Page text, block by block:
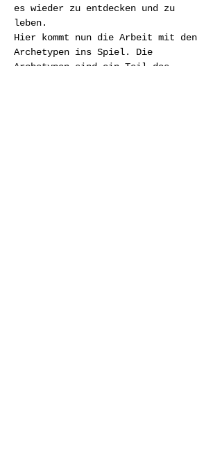
es wieder zu entdecken und zu
leben.
Hier kommt nun die Arbeit mit den
Archetypen ins Spiel. Die
Archetypen sind ein Teil des